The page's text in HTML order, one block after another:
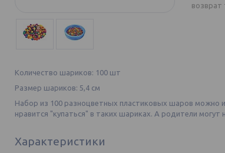
возврат
Количество шариков: 100 шт
Размер шариков: 5,4 см
Набор из 100 разноцветных пластиковых шаров можно
нравится "купаться" в таких шариках. А родители
Характеристики